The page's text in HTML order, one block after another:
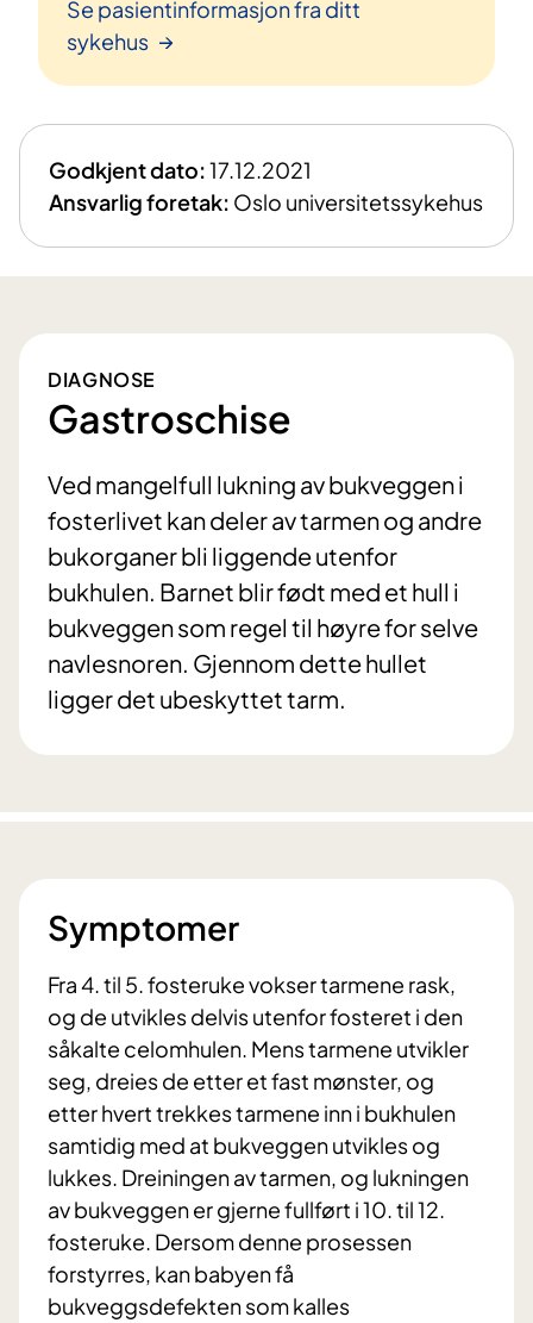
Se pasientinformasjon fra ditt
sykehus
Godkjent dato:17.12.2021
Ansvarlig foretak: Oslo universitetssykehus
DIAGNOSE
Gastroschise
Ved mangelfull lukning av bukveggen i
fosterlivet kan deler av tarmen og andre
bukorganer bli liggende utenfor
bukhulen. Barnet blir født med et hull i
bukveggen som regel til høyre for selve
navlesnoren. Gjennom dette hullet
ligger det ubeskyttet tarm.
Symptomer
Fra 4. til 5. fosteruke vokser tarmene rask,
og de utvikles delvis utenfor fosteret i den
såkalte celomhulen. Mens tarmene utvikler
seg, dreies de etter et fast mønster, og
etter hvert trekkes tarmene inn i bukhulen
samtidig med at bukveggen utvikles og
lukkes. Dreiningen av tarmen, og lukningen
av bukveggen er gjerne fullført i 10. til 12.
fosteruke. Dersom denne prosessen
forstyrres, kan babyen få
bukveggsdefekten som kalles